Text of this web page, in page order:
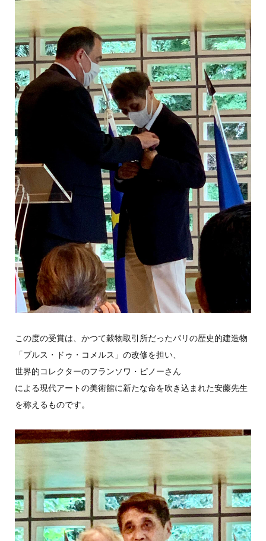
この度の受賞は、かつて穀物取引所だったパリの歴史的建造物
「ブルス・ドゥ・コメルス」の改修を担い、
世界的コレクターのフランソワ・ピノーさん
による現代アートの美術館に新たな命を吹き込まれた安藤先生
を称えるものです。